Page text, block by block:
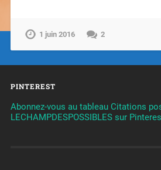
1 juin 2016 2
PINTEREST
Abonnez-vous au tableau Citations
LECHAMPDESPOSSIBLES sur